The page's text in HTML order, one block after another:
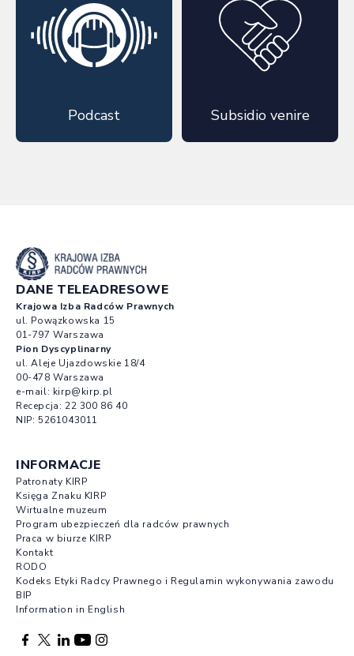
Podcast Subsidio venire
DANE TELEADRESOWE
Krajowa Izba Radców Prawnych
ul. Powązkowska 15
01-797 Warszawa
Pion Dyscyplinarny
ul. Aleje Ujazdowskie 18/4
00-478 Warszawa
e-mail: kirp@kirp.pl
Recepcja: 22 300 86 40
NIP: 5261043011
INFORMACJE
Patronaty KIRP
Księga Znaku KIRP
Wirtualne muzeum
Program ubezpieczeń dla radców prawnych
Praca w biurze KIRP
Kontakt
RODO
Kodeks Etyki Radcy Prawnego i Regulamin wykonywania zawodu
BIP
Information in English
Facebook otwierany w nowej karcie
Profil X otwierany w nowej karcie
Profil LinkedIn otwierany w nowej karcie
Profil YouTube otwierany w nowej karcie
Profil Instagram otwierany w nowej karcie